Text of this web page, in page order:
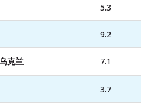
5.3
9.2
克兰 7.1
3.7